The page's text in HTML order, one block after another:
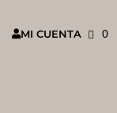
MI CUENTA 0